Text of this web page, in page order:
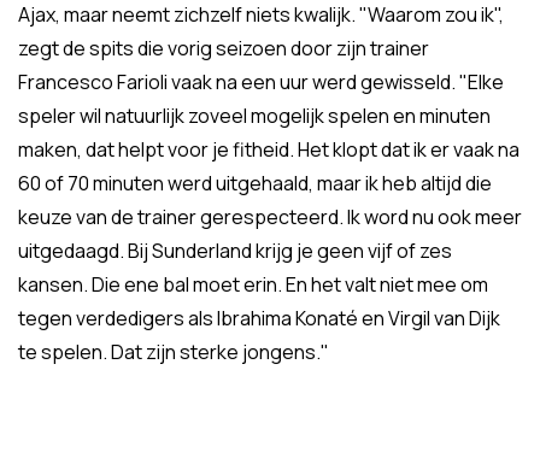
Ajax, maar neemt zichzelf niets kwalijk. "Waarom zou ik",
zegt de spits die vorig seizoen door zijn trainer
Francesco Farioli vaak na een uur werd gewisseld. "Elke
speler wil natuurlijk zoveel mogelijk spelen en minuten
maken, dat helpt voor je fitheid. Het klopt dat ik er vaak na
60 of 70 minuten werd uitgehaald, maar ik heb altijd die
keuze van de trainer gerespecteerd. Ik word nu ook meer
uitgedaagd. Bij Sunderland krijg je geen vijf of zes
kansen. Die ene bal moet erin. En het valt niet mee om
tegen verdedigers als Ibrahima Konaté en Virgil van Dijk
te spelen. Dat zijn sterke jongens."